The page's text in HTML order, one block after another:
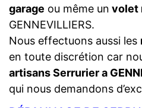
garage ou même un volet
GENNEVILLIERS.
Nous effectuons aussi les
en toute discrétion car
artisans Serrurier a
qui nous demandons